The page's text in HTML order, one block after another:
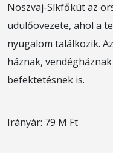
Noszvaj-Síkfőkút az
üdülőövezete, ahol a
nyugalom találkozik.
háznak,
befektetésnek is.
Irányár: 79 M Ft